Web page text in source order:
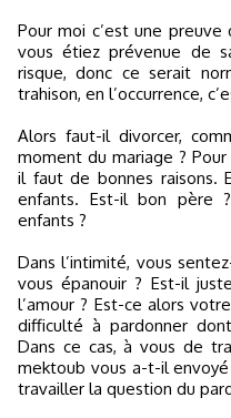
Pour moi c’est une preuve
vous étiez prévenue de
risque, donc ce serait
trahison, en l’occurrence,
Alors faut-il divorcer,
moment du mariage ?
il faut de bonnes raisons.
enfants. Est-il bon père
enfants ?
Dans l’intimité, vous
vous épanouir ? Est-il
l’amour ? Est-ce alors
difficulté à pardonner
Dans ce cas, à vous de
mektoub vous a-t-il
travailler la question du